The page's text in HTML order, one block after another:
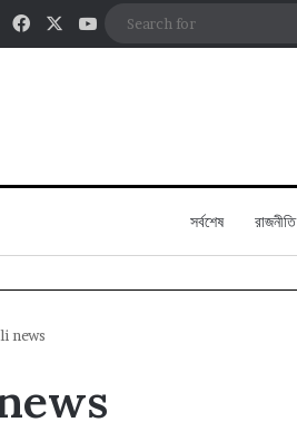
FacebookYouTube
সর্বশেষ রাজনীতি
news